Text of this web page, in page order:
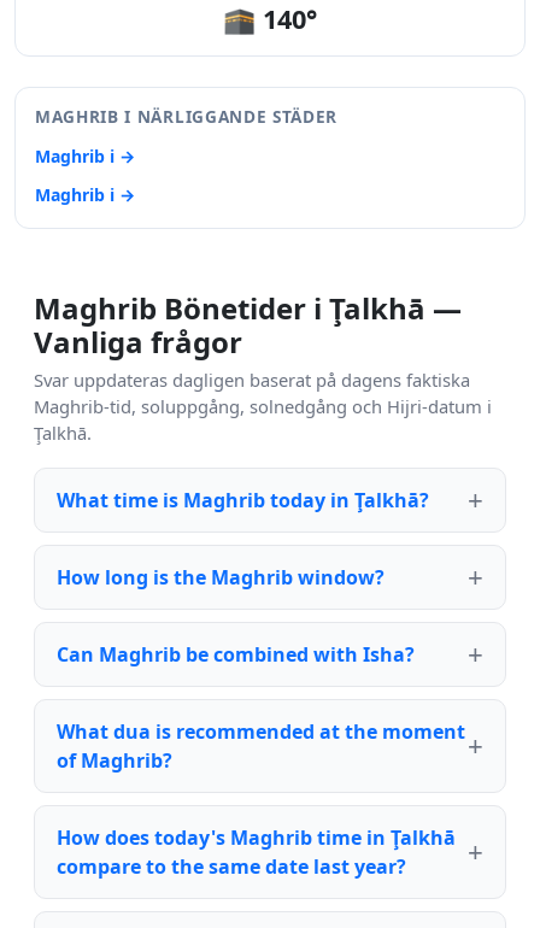
🕋 140°
MAGHRIB I NÄRLIGGANDE STÄDER
Maghrib i →
Maghrib i →
Maghrib Bönetider i Ţalkhā —
Vanliga frågor
Svar uppdateras dagligen baserat på dagens faktiska
Maghrib-tid, soluppgång, solnedgång och Hijri-datum i
Ţalkhā.
What time is Maghrib today in Ţalkhā?
How long is the Maghrib window?
Can Maghrib be combined with Isha?
What dua is recommended at the moment
of Maghrib?
How does today's Maghrib time in Ţalkhā
compare to the same date last year?